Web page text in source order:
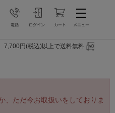
7,700円(税込)以上で送料無料
、ただ今お取扱いをしておりま